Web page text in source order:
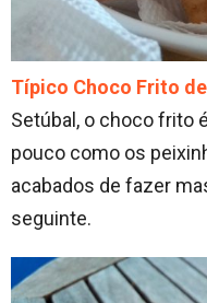
Típico Choco Frito
Setúbal, o choco frito
pouco como os
acabados de fazer
seguinte.